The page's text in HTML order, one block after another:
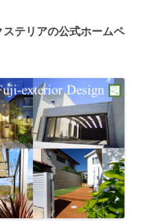
テリアの公式ホームペ